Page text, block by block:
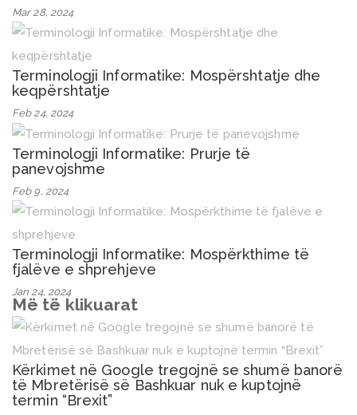
Mar 28, 2024
Terminologji Informatike: Mospërshtatje dhe
keqpërshtatje
Feb 24, 2024
Terminologji Informatike: Prurje të
panevojshme
Feb 9, 2024
Terminologji Informatike: Mospërkthime të
fjalëve e shprehjeve
Jan 24, 2024
Më të klikuarat
Kërkimet në Google tregojnë se shumë banorë
të Mbretërisë së Bashkuar nuk e kuptojnë
termin “Brexit”